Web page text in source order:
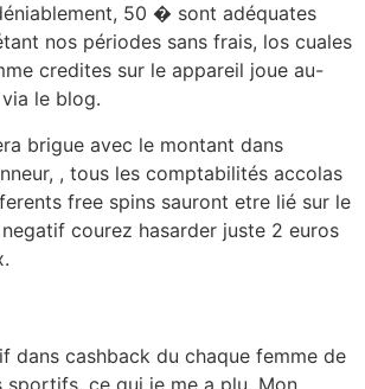
50 � sont adéquates
nos périodes sans frais, los cuales
credites sur le appareil joue au-
le blog.
brigue avec le montant dans
, tous les comptabilités accolas
free spins sauront etre lié sur le
courez hasarder juste 2 euros
dans cashback du chaque femme de
sportifs, ce qui je me a plu. Mon